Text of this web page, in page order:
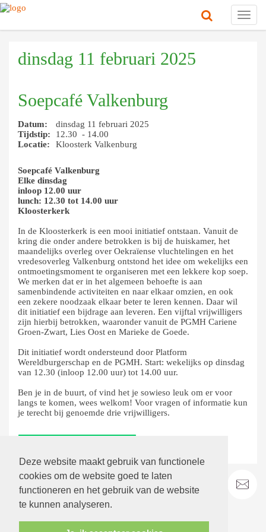
Deze website maakt gebruik van functionele
cookies om de website goed te laten
functioneren en het gebruik van de website
te kunnen analyseren.
dinsdag 11 februari 2025
Soepcafé Valkenburg
Datum:
dinsdag 11 februari 2025
Tijdstip:
12.30 - 14.00
Locatie:
Kloosterk Valkenburg
Soepcafé Valkenburg
Elke dinsdag
inloop 12.00 uur
lunch: 12.30 tot 14.00 uur
Kloosterkerk
In de Kloosterkerk is een mooi initiatief ontstaan. Vanuit de
kring die onder andere betrokken is bij de huiskamer, het
maandelijks overleg over Oekraïense vluchtelingen en het
vredesoverleg Valkenburg ontstond het idee om wekelijks een
ontmoetingsmoment te organiseren met een lekkere kop soep.
We merken dat er in het algemeen behoefte is aan
samenbindende activiteiten en naar elkaar omzien, en ook
een zekere noodzaak elkaar beter te leren kennen. Daar wil
dit initiatief een bijdrage aan leveren. Een vijftal vrijwilligers
zijn hierbij betrokken, waaronder vanuit de PGMH Cariene
Groen-Zwart, Lies Oost en Marieke de Goede.
Dit initiatief wordt ondersteund door Platform
Wereldburgerschap en de PGMH. Start: wekelijks op dinsdag
van 12.30 (inloop 12.00 uur) tot 14.00 uur.
Ben je in de buurt, of vind het je sowieso leuk om er voor
langs te komen, wees welkom! Voor vragen of informatie kun
je terecht bij genoemde drie vrijwilligers.